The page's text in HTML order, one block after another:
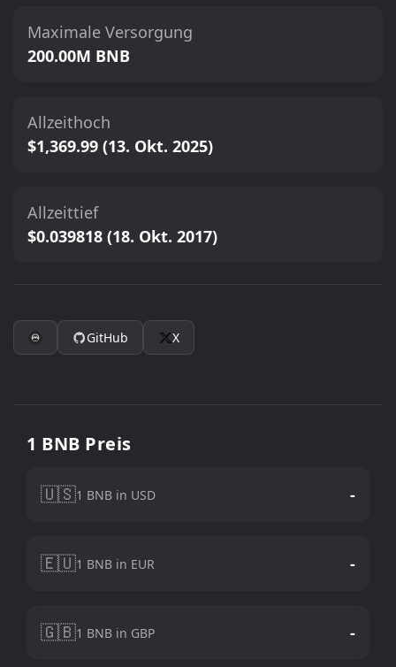
Maximale Versorgung
200.00M BNB
Allzeithoch
$1,369.99 (13. Okt. 2025)
Allzeittief
$0.039818 (18. Okt. 2017)
GitHub X
1 BNB Preis
🇺🇸1 BNB in USD -
🇪🇺1 BNB in EUR -
🇬🇧1 BNB in GBP -